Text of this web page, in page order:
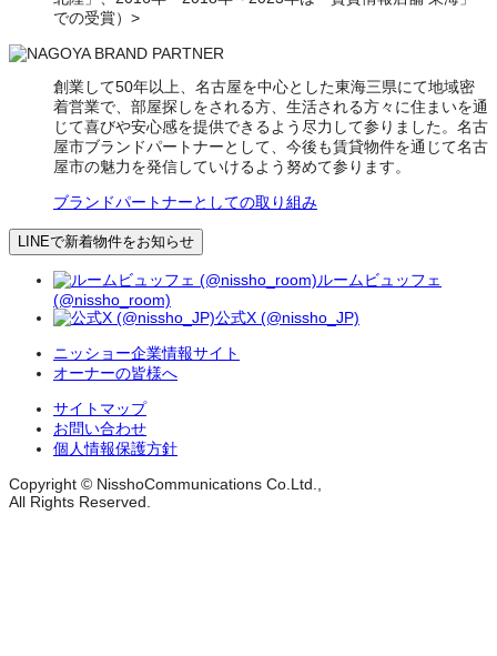
での受賞）>
創業して50年以上、名古屋を中心とした東海三県にて地域密
着営業で、部屋探しをされる方、生活される方々に住まいを通
じて喜びや安心感を提供できるよう尽力して参りました。名古
屋市ブランドパートナーとして、今後も賃貸物件を通じて名古
屋市の魅力を発信していけるよう努めて参ります。
ブランドパートナーとしての取り組み
LINEで新着物件をお知らせ
ルームビュッフェ
(@nissho_room)
公式X (@nissho_JP)
ニッショー企業情報サイト
オーナーの皆様へ
サイトマップ
お問い合わせ
個人情報保護方針
Copyright © NisshoCommunications Co.Ltd.,
All Rights Reserved.